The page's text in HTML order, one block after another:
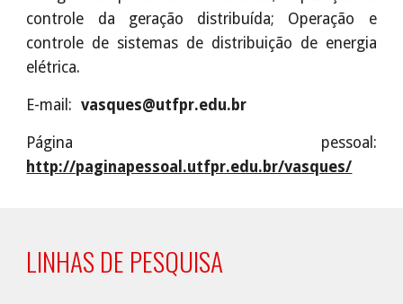
controle da geração distribuída; Operação e
controle de sistemas de distribuição de energia
elétrica.
E-mail: vasques@utfpr.edu.br
Página pessoal:
http://paginapessoal.utfpr.edu.br/vasques/
LINHAS DE PESQUISA